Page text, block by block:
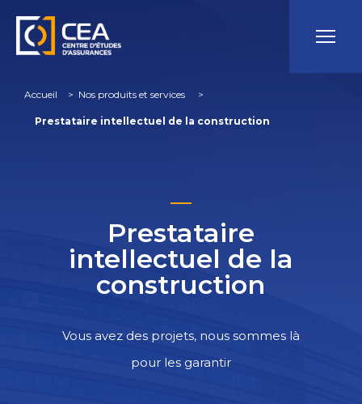
Accueil > Nos produits et services >
Prestataire intellectuel de la construction
Prestataire
intellectuel de la
construction
Vous avez des projets, nous sommes là
pour les garantir